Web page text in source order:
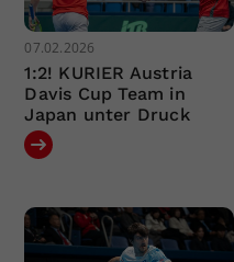
07.02.2026
1:2! KURIER Austria
Davis Cup Team in
Japan unter Druck